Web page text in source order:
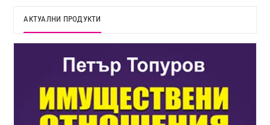
АКТУАЛНИ ПРОДУКТИ